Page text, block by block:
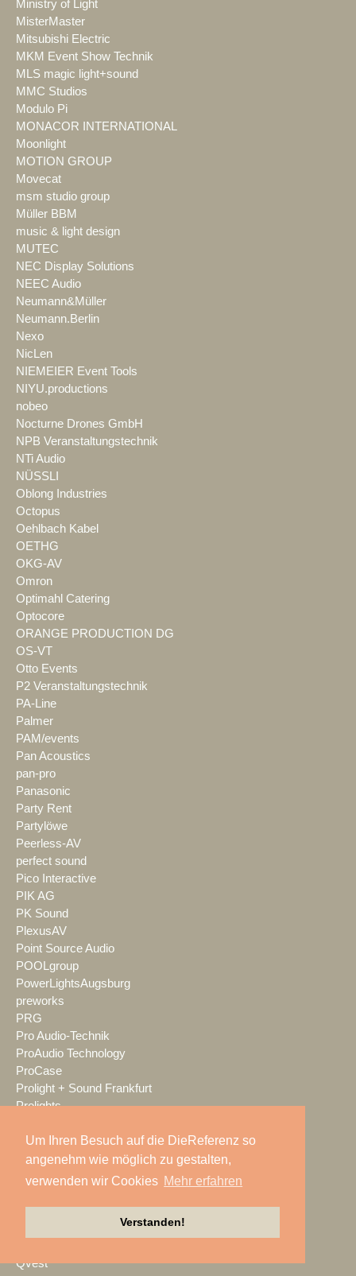
Um Ihren Besuch auf die DieReferenz so
angenehm wie möglich zu gestalten,
verwenden wir Cookies Mehr erfahren
Verstanden!
Ministry of Light
MisterMaster
Mitsubishi Electric
MKM Event Show Technik
MLS magic light+sound
MMC Studios
Modulo Pi
MONACOR INTERNATIONAL
Moonlight
MOTION GROUP
Movecat
msm studio group
Müller BBM
music & light design
MUTEC
NEC Display Solutions
NEEC Audio
Neumann&Müller
Neumann.Berlin
Nexo
NicLen
NIEMEIER Event Tools
NIYU.productions
nobeo
Nocturne Drones GmbH
NPB Veranstaltungstechnik
NTi Audio
NÜSSLI
Oblong Industries
Octopus
Oehlbach Kabel
OETHG
OKG-AV
Omron
Optimahl Catering
Optocore
ORANGE PRODUCTION DG
OS-VT
Otto Events
P2 Veranstaltungstechnik
PA-Line
Palmer
PAM/events
Pan Acoustics
pan-pro
Panasonic
Party Rent
Partylöwe
Peerless-AV
perfect sound
Pico Interactive
PIK AG
PK Sound
PlexusAV
Point Source Audio
POOLgroup
PowerLightsAugsburg
preworks
PRG
Pro Audio-Technik
ProAudio Technology
ProCase
Prolight + Sound Frankfurt
Prolights
Promethean
Proske
Protones
Q-SYS
Qvest